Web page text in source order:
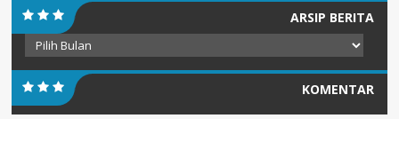
ARSIP BERITA
Arsip
Berita
KOMENTAR